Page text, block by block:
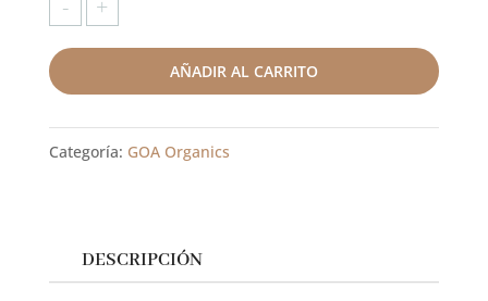
-
Cloud
texturizante
polvo
(70
ml)
+
AÑADIR AL CARRITO
Categoría: GOA Organics
DESCRIPCIÓN